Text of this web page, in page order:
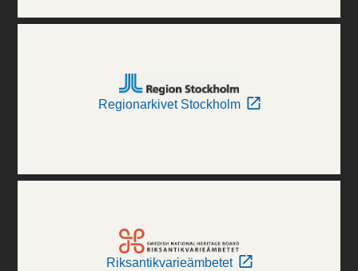
Regionarkivet Stockholm
Riksantikvarieämbetet